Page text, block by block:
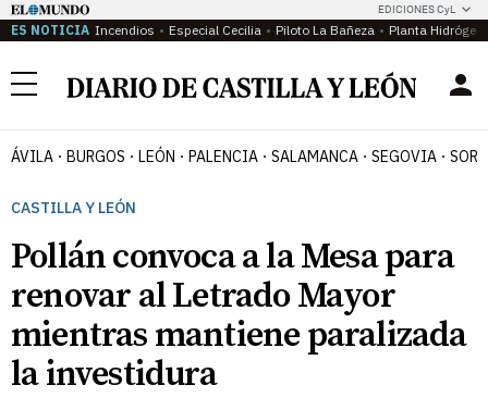
EDICIONES CyL
ES NOTICIA Incendios Especial Cecilia Piloto La Bañeza Planta
Menú
ÁVILA BURGOS LEÓN PALENCIA SALAMANCA SEGOVIA
CASTILLA Y LEÓN
Pollán convoca a la Mesa para
renovar al Letrado Mayor
mientras mantiene paralizada
la investidura